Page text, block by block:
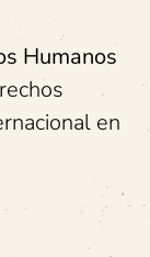
Humanos
en